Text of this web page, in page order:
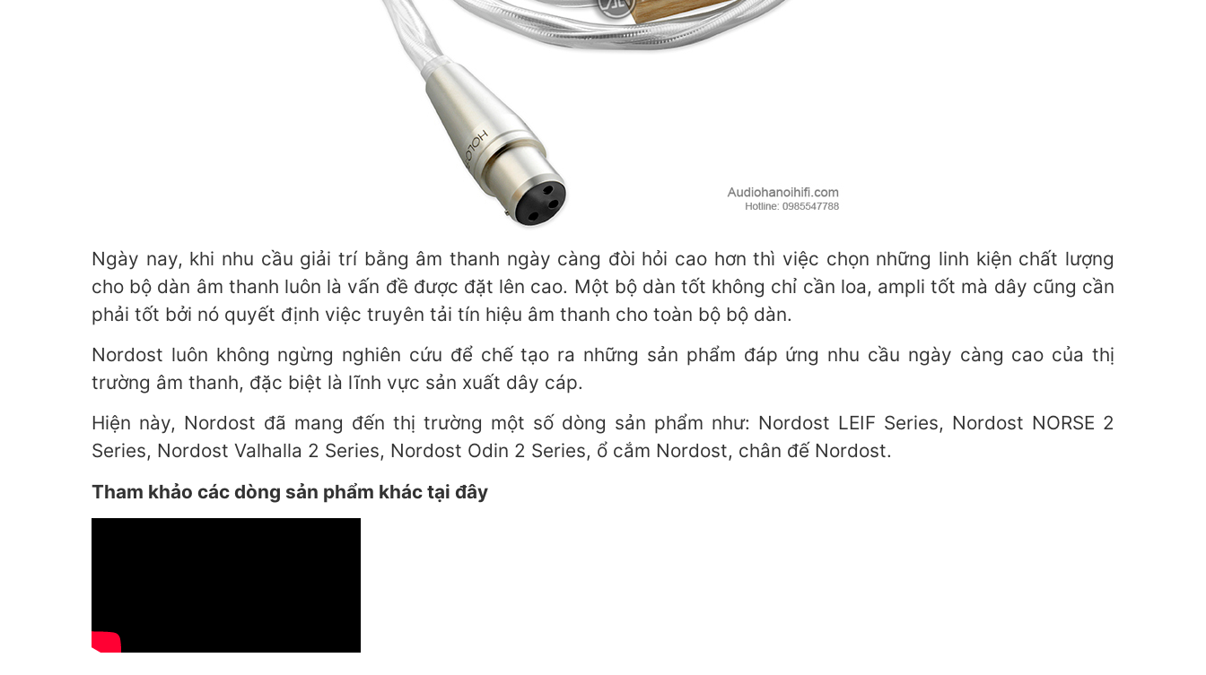
Ngày nay, khi nhu cầu giải trí bằng âm thanh ngày càng đòi hỏi cao hơn thì việc chọn những linh kiện chất lượng
cho bộ dàn âm thanh luôn là vấn đề được đặt lên cao. Một bộ dàn tốt không chỉ cần loa, ampli tốt mà dây cũng cần
phải tốt bởi nó quyết định việc truyên tải tín hiệu âm thanh cho toàn bộ bộ dàn.
Nordost luôn không ngừng nghiên cứu để chế tạo ra những sản phẩm đáp ứng nhu cầu ngày càng cao của thị
trường âm thanh, đặc biệt là lĩnh vực sản xuất dây cáp.
Hiện này, Nordost đã mang đến thị trường một số dòng sản phẩm như: Nordost LEIF Series, Nordost NORSE 2
Series, Nordost Valhalla 2 Series, Nordost Odin 2 Series, ổ cắm Nordost, chân đế Nordost.
Tham khảo các dòng sản phẩm khác tại đây